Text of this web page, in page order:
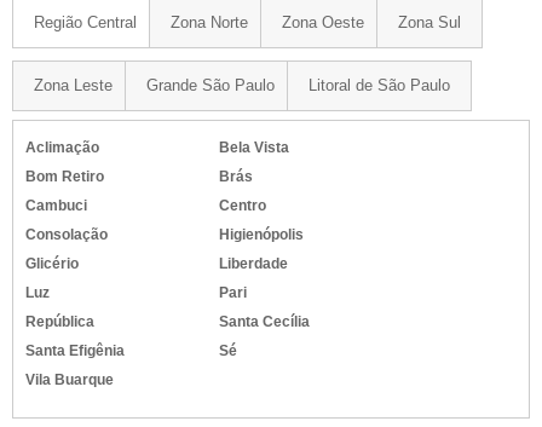
Região Central Zona Norte Zona Oeste Zona Sul
Zona Leste Grande São Paulo Litoral de São Paulo
Aclimação
Bela Vista
Bom Retiro
Brás
Cambuci
Centro
Consolação
Higienópolis
Glicério
Liberdade
Luz
Pari
República
Santa Cecília
Santa Efigênia
Sé
Vila Buarque